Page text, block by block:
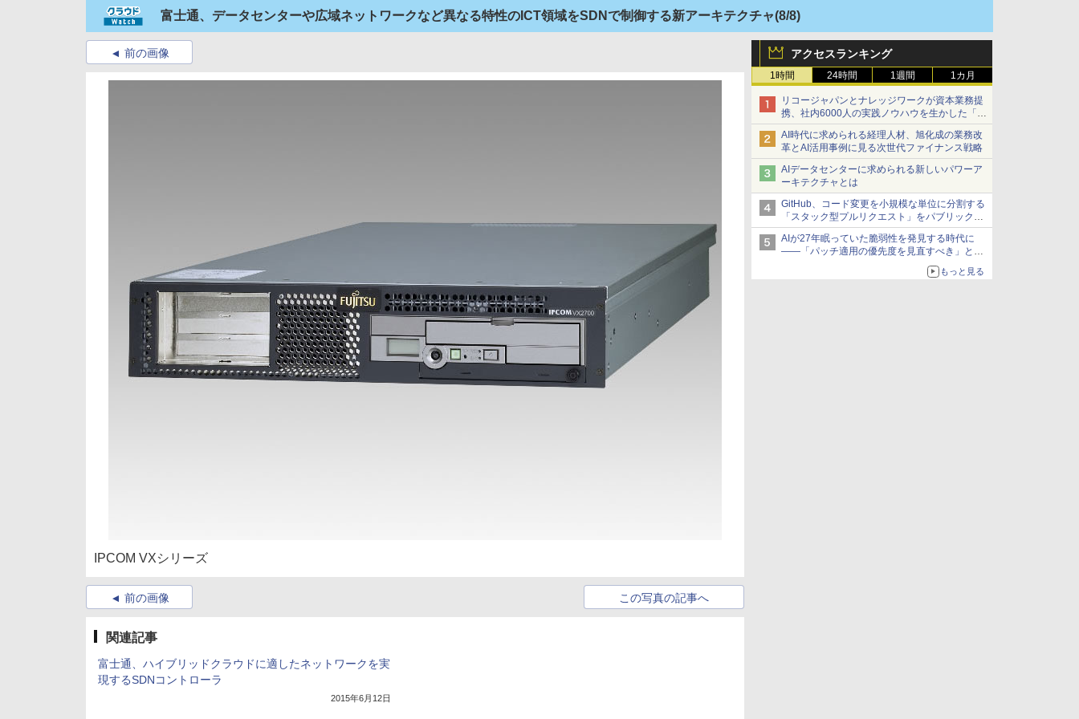
富士通、データセンターや広域ネットワークなど異なる特性のICT領域をSDNで制御する新アーキテクチャ(8/8)
アクセスランキング
1時間 24時間 1週間 1カ月
リコージャパンとナレッジワークが資本業務提
携、社内6000人の実践ノウハウを生かした「AI
商談記録 for RICOH」を展開へ
AI時代に求められる経理人材、旭化成の業務改
革とAI活用事例に見る次世代ファイナンス戦略
AIデータセンターに求められる新しいパワーア
ーキテクチャとは
GitHub、コード変更を小規模な単位に分割する
「スタック型プルリクエスト」をパブリックプ
レビューで提供
AIが27年眠っていた脆弱性を発見する時代に
――「パッチ適用の優先度を見直すべき」とセ
もっと見る
前の画像
IPCOM VXシリーズ
前の画像 この写真の記事へ
関連記事
富士通、ハイブリッドクラウドに適したネットワークを実
現するSDNコントローラ
2015年6月12日